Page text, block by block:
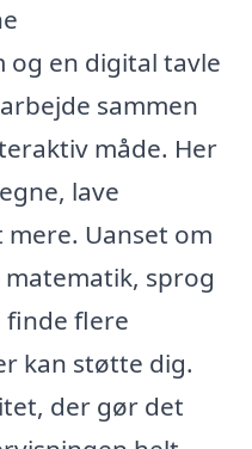
en digital tavle
sammen
måde. Her
lave
Uanset om
sprog
finde flere
kan støtte dig.
der gør det